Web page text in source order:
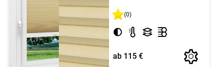
(0)
ab 115 €